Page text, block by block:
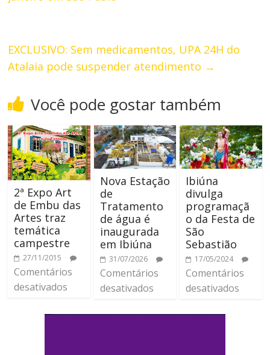
EXCLUSIVO: Sem medicamentos, UPA 24H do
Atalaia pode suspender atendimento →
Você pode gostar também
2ª Expo Art
de Embu das
Artes traz
temática
campestre
27/11/2015
Comentários
desativados
Nova Estação
de
Tratamento
de água é
inaugurada
em Ibiúna
31/07/2026
Comentários
desativados
Ibiúna
divulga
programaçã
o da Festa de
São
Sebastião
17/05/2024
Comentários
desativados